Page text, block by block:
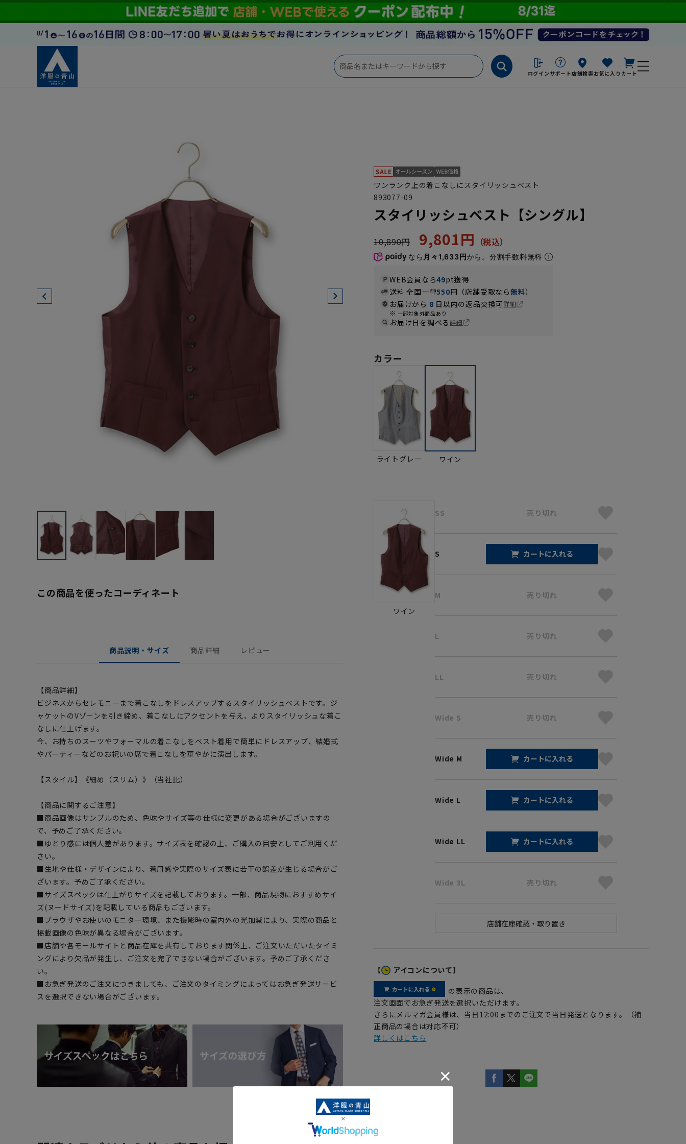
ログイン サポート店舗検索お気に入り カート
この商品を使ったコーディネート
商品説明・サイズ 商品詳細 レビュー
【商品詳細】
ビジネスからセレモニーまで着こなしをドレスアップするスタイリッシュベストです。ジ
ャケットのVゾーンを引き締め、着こなしにアクセントを与え、よりスタイリッシュな着こ
なしに仕上げます。
今、お持ちのスーツやフォーマルの着こなしをベスト着用で簡単にドレスアップ、結婚式
やパーティーなどのお祝いの席で着こなしを華やかに演出します。
【スタイル】《細め（スリム）》（当社比）
【商品に関するご注意】
■商品画像はサンプルのため、色味やサイズ等の仕様に変更がある場合がございますの
で、予めご了承ください。
■ゆとり感には個人差があります。サイズ表を確認の上、ご購入の目安としてご利用くだ
さい。
■生地や仕様・デザインにより、着用感や実際のサイズ表に若干の誤差が生じる場合がご
ざいます。予めご了承ください。
■サイズスペックは仕上がりサイズを記載しております。一部、商品現物におすすめサイ
ズ(ヌードサイズ)を記載している商品もございます。
■ブラウザやお使いのモニター環境、また撮影時の室内外の光加減により、実際の商品と
掲載画像の色味が異なる場合がございます。
■店舗や各モールサイトと商品在庫を共有しております関係上、ご注文いただいたタイミ
ングにより欠品が発生し、ご注文を完了できない場合がございます。予めご了承くださ
い。
■お急ぎ発送のご注文につきましても、ご注文のタイミングによってはお急ぎ発送サービ
スを選択できない場合がございます。
ワンランク上の着こなしにスタイリッシュベスト
893077-09
スタイリッシュベスト【シングル】
10,890円 9,801円
なら 月々1,633円から。分割手数料無料
WEB会員なら49pt獲得
送料 全国一律550円（店舗受取なら無料）
お届けから 8 日以内の返品交換可詳細
一部対象外商品あり
お届け日を調べる詳細
カラー
ライトグレー ワイン
ワイン
SS 売り切れ
S カートに入れる
M 売り切れ
L 売り切れ
LL 売り切れ
Wide S 売り切れ
Wide M カートに入れる
Wide L カートに入れる
Wide LL カートに入れる
Wide 3L 売り切れ
【 アイコンについて】
の表示の商品は、
注文画面でお急ぎ発送を選択いただけます。
さらにメルマガ会員様は、当日12:00までのご注文で当日発送となります。（補
正商品の場合は対応不可）
詳しくはこちら